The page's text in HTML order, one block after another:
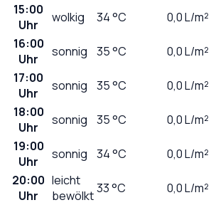
15:00
Uhr
wolkig 34°C 0,0L/m²
16:00
Uhr
sonnig 35°C 0,0L/m²
17:00
Uhr
sonnig 35°C 0,0L/m²
18:00
Uhr
sonnig 35°C 0,0L/m²
19:00
Uhr
sonnig 34°C 0,0L/m²
20:00
Uhr
leicht
bewölkt33°C 0,0L/m²